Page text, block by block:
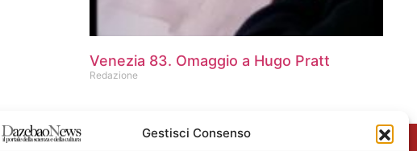
Gestisci Consenso
Venezia 83. Omaggio a Hugo Pratt
Redazione
Nome